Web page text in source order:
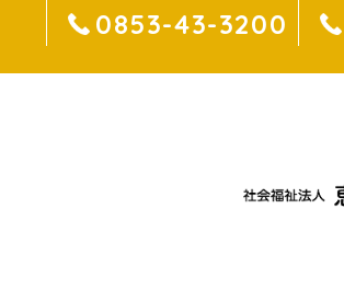
0853-43-3200